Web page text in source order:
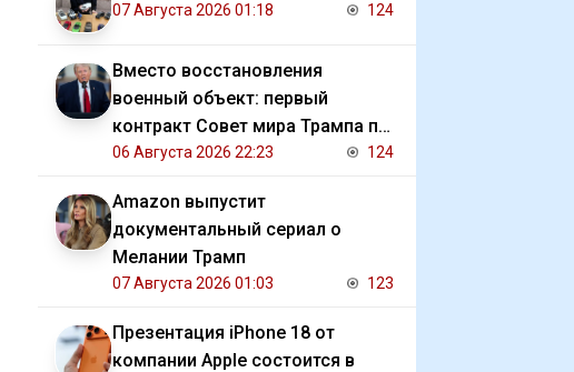
07 Августа 2026 01:18 124
Вместо восстановления
военный объект: первый
контракт Совет мира Трампа по
Газе
06 Августа 2026 22:23 124
Amazon выпустит
документальный сериал о
Мелании Трамп
07 Августа 2026 01:03 123
Презентация iPhone 18 от
компании Apple состоится в